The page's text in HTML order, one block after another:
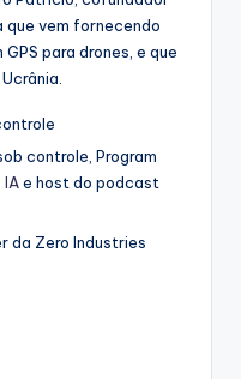
que vem fornecendo
para drones, e que
controle, Program
IA⁠⁠e host do podcast
da Zero Industries